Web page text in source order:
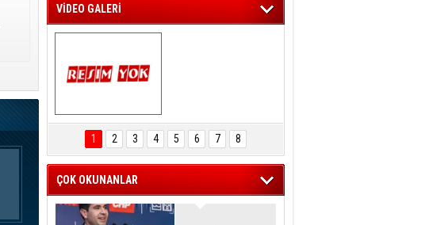
VİDEO GALERİ
KARTAL ENGELSİZ
YAŞAM FESTİVALİ
KONSERİ
İZLEYİCİLERİ MEST
1 2 3 4 5 6 7 8
ÇOK OKUNANLAR